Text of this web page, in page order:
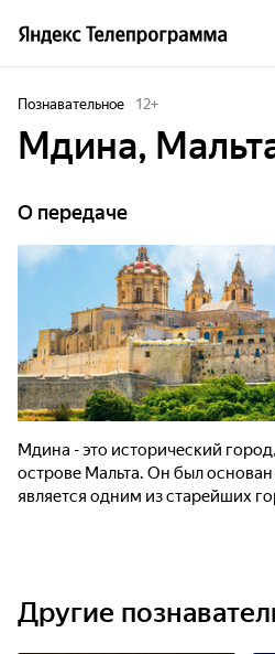
Познавательное 12+
Мдина,
О передаче
Мдина - это исторический
острове Мальта. Он был основан
является одним из старейших
Другие